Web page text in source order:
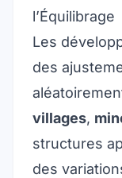
l’Équilibrage
Les
des
villages,
structures
des